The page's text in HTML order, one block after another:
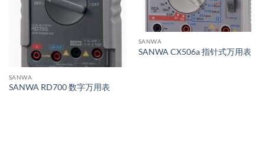
SANWA
SANWA RD700 数字万用表
SANWA
SANWA CX506a 指针式万用表